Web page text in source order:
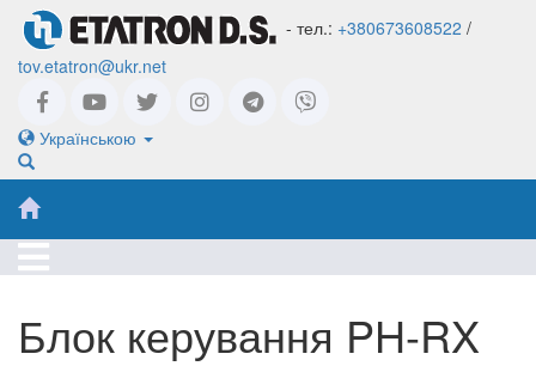
- тел.: +380673608522 /
tov.etatron@ukr.net
Українською
Блок керування PH-RX